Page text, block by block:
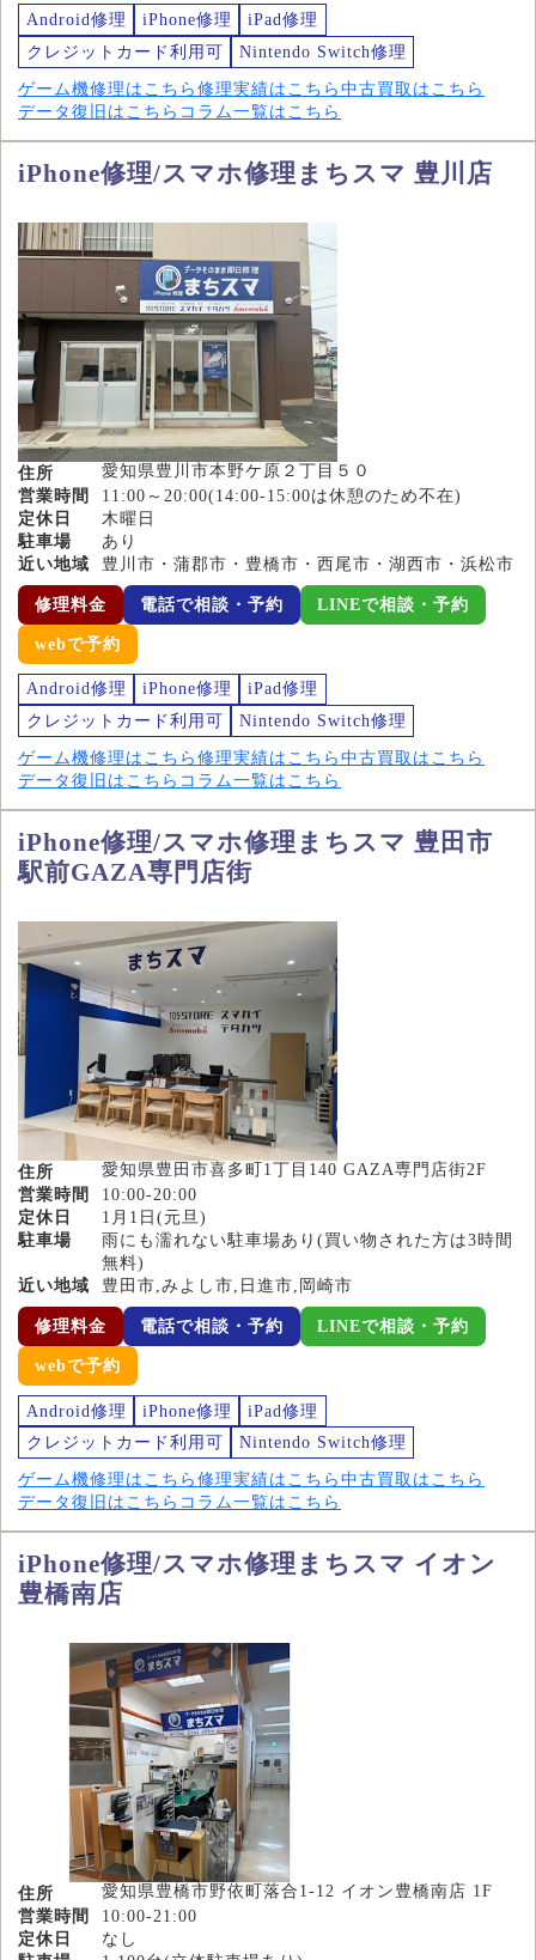
Android修理 iPhone修理
iPad修理
クレジットカード利用可
Nintendo Switch修理
ゲーム機修理はこちら 修理実績はこちら 中古買取はこちら
データ復旧はこちら コラム一覧はこちら
iPhone修理/スマホ修理まちスマ 豊川店
住所
愛知県豊川市本野ケ原２丁目５０
営業時間
11:00～20:00(14:00-15:00は休憩のため不在)
定休日
木曜日
駐車場
あり
近い地域
豊川市・蒲郡市・豊橋市・西尾市・湖西市・浜松市
修理料金 電話で相談・予約 LINEで相談・予約
webで予約
Android修理 iPhone修理
iPad修理
クレジットカード利用可
Nintendo Switch修理
ゲーム機修理はこちら 修理実績はこちら 中古買取はこちら
データ復旧はこちら コラム一覧はこちら
iPhone修理/スマホ修理まちスマ 豊田市
駅前GAZA専門店街
住所
愛知県豊田市喜多町1丁目140 GAZA専門店街2F
営業時間
10:00-20:00
定休日
1月1日(元旦)
駐車場
雨にも濡れない駐車場あり(買い物された方は3時間
無料)
近い地域
豊田市,みよし市,日進市,岡崎市
修理料金 電話で相談・予約 LINEで相談・予約
webで予約
Android修理 iPhone修理
iPad修理
クレジットカード利用可
Nintendo Switch修理
ゲーム機修理はこちら 修理実績はこちら 中古買取はこちら
データ復旧はこちら コラム一覧はこちら
iPhone修理/スマホ修理まちスマ イオン
豊橋南店
住所
愛知県豊橋市野依町落合1-12 イオン豊橋南店 1F
営業時間
10:00-21:00
定休日
なし